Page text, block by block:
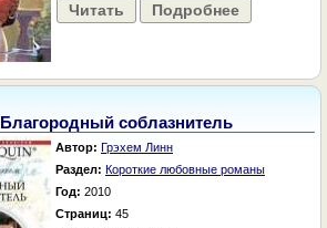
Читать Подробнее
Благородный соблазнитель
Автор: Грэхем Линн
Раздел: Короткие любовные романы
Год: 2010
Страниц: 45